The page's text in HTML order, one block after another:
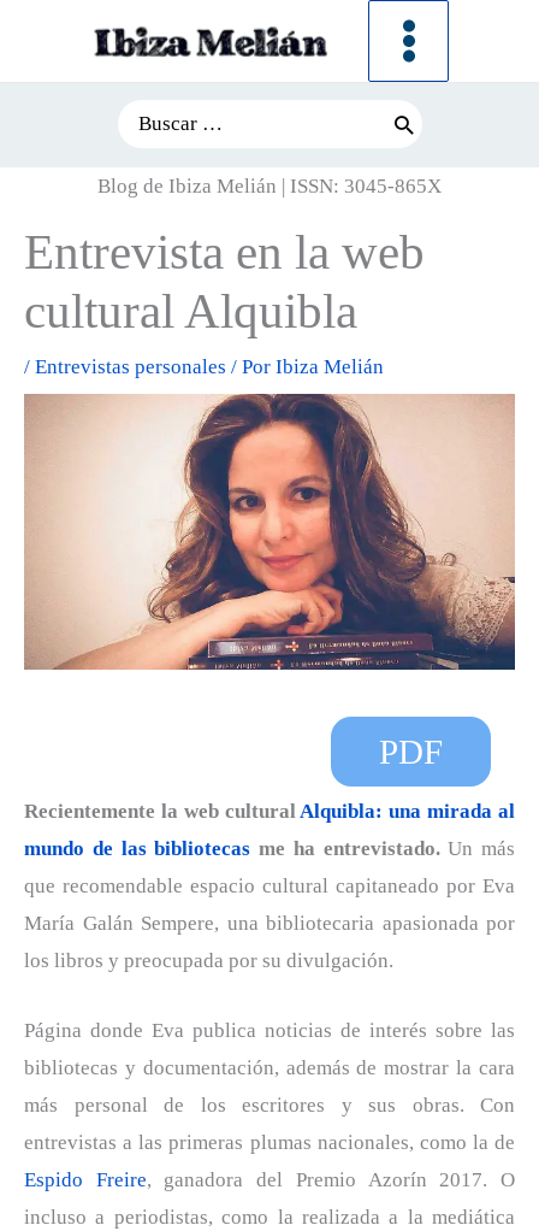
for:
Blog de Ibiza Melián | ISSN: 3045-865X
Entrevista en la web
cultural Alquibla
/ Entrevistas personales / Por Ibiza Melián
PDF
Recientemente la web culturalAlquibla: una mirada al
mundo de las bibliotecas me ha entrevistado.Un más
que recomendable espacio cultural capitaneado por Eva
María Galán Sempere, una bibliotecaria apasionada por
los libros y preocupada por su divulgación.
Página donde Eva publica noticias de interés sobre las
bibliotecas y documentación, además de mostrar la cara
más personal de los escritores y sus obras. Con
entrevistas a las primeras plumas nacionales, como la de
Espido Freire, ganadora del Premio Azorín 2017. O
incluso a periodistas, como la realizada a la mediática